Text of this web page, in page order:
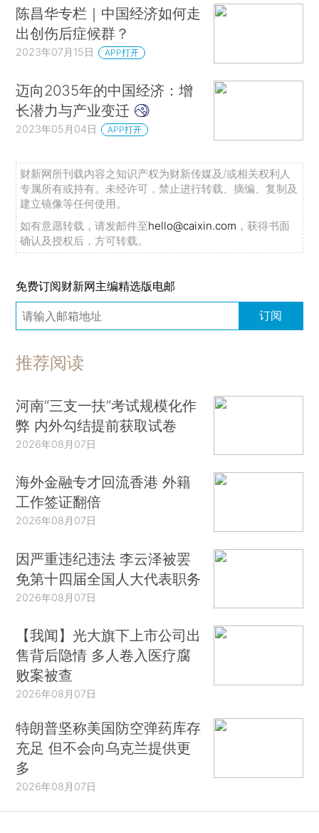
陈昌华专栏｜中国经济如何走
出创伤后症候群？
2023年07月15日 APP打开
迈向2035年的中国经济：增
长潜力与产业变迁
2023年05月04日 APP打开
财新网所刊载内容之知识产权为财新传媒及/或相关权利人
专属所有或持有。未经许可，禁止进行转载、摘编、复制及
建立镜像等任何使用。
如有意愿转载，请发邮件至hello@caixin.com ，获得书面
确认及授权后，方可转载。
免费订阅财新网主编精选版电邮
订阅
推荐阅读
河南“三支一扶”考试规模化作
弊 内外勾结提前获取试卷
2026年08月07日
海外金融专才回流香港 外籍
工作签证翻倍
2026年08月07日
因严重违纪违法 李云泽被罢
免第十四届全国人大代表职务
2026年08月07日
【我闻】光大旗下上市公司出
售背后隐情 多人卷入医疗腐
败案被查
2026年08月07日
特朗普坚称美国防空弹药库存
充足 但不会向乌克兰提供更
多
2026年08月07日